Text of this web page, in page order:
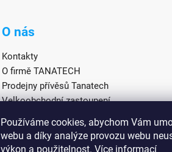
Používáme cookies, abychom Vám
webu a díky analýze provozu webu
výkon a použitelnost. Více informací
O nás
Kontakty
O firmě TANATECH
Prodejny přívěsů Tanatech
Velkoobchodní zastoupení
Půjčovna přívěsů